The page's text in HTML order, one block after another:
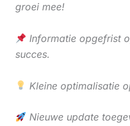
groei mee!
Informatie opgefrist
succes.
Kleine optimalisatie
Nieuwe update